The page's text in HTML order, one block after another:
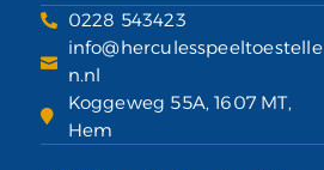
0228 543423
info@herculesspeeltoestelle
n.nl
Koggeweg 55A, 1607 MT,
Hem